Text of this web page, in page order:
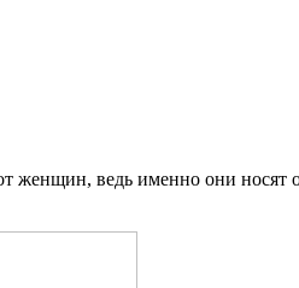
ведь именно они носят